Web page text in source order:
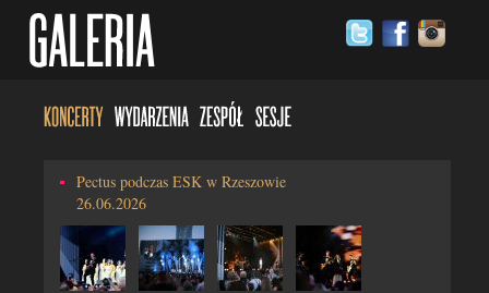
Pectus podczas ESK w Rzeszowie
26.06.2026